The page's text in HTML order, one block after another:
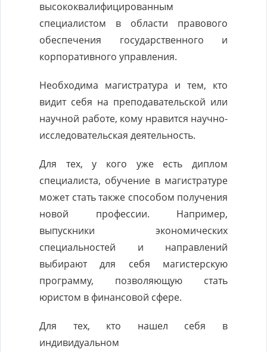
высококвалифицированным
специалистом в области правового
обеспечения государственного и
корпоративного управления.
Необходима магистратура и тем, кто
видит себя на преподавательской или
научной работе, кому нравится научно-
исследовательская деятельность.
Для тех, у кого уже есть диплом
специалиста, обучение в магистратуре
может стать также способом получения
новой профессии. Например,
выпускники экономических
специальностей и направлений
выбирают для себя магистерскую
программу, позволяющую стать
юристом в финансовой сфере.
Для тех, кто нашел себя в
индивидуальном